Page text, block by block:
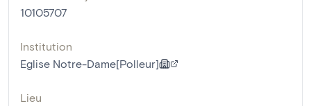
10105707
Institution
Eglise Notre-Dame[Polleur]
Lieu